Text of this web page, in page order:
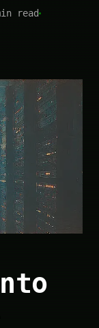
read